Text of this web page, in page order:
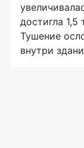
достигла
Тушение
внутри